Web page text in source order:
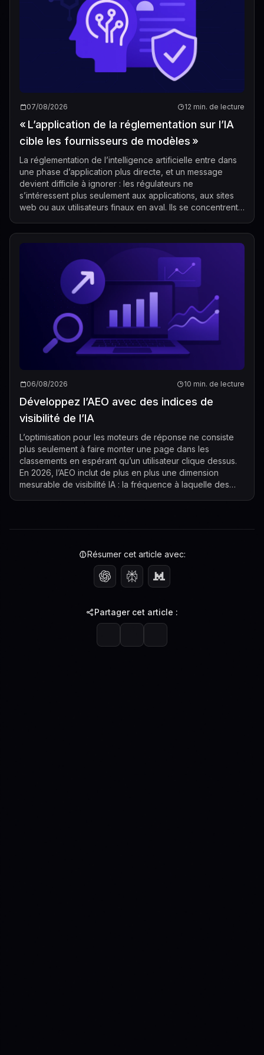
07/08/2026 12 min. de lecture
« L’application de la réglementation sur l’IA
cible les fournisseurs de modèles »
La réglementation de l’intelligence artificielle entre dans
une phase d’application plus directe, et un message
devient difficile à ignorer : les régulateurs ne
s’intéressent plus seulement aux applications, aux sites
web ou aux utilisateurs finaux en aval. Ils se concentrent
06/08/2026 10 min. de lecture
Développez l’AEO avec des indices de
visibilité de l’IA
L’optimisation pour les moteurs de réponse ne consiste
plus seulement à faire monter une page dans les
classements en espérant qu’un utilisateur clique dessus.
En 2026, l’AEO inclut de plus en plus une dimension
mesurable de visibilité IA : la fréquence à laquelle des
Résumer cet article avec:
Partager cet article :